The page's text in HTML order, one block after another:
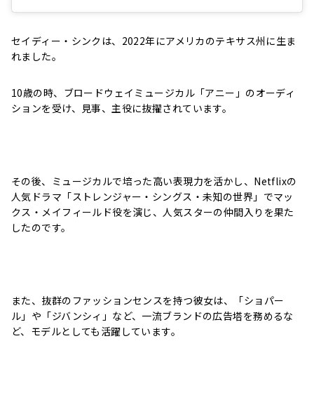
セイディー・シンクは、2022年にアメリカのテキサス州に生ま
れました。
10歳の時、ブロードウェイミュージカル「アニー」のオーディ
ションを受け、見事、主役に抜擢されています。
その後、ミュージカルで培った高い表現力を活かし、 Netflixの
人気ドラマ「ストレンジャー・シングス・未知の世界」でマッ
クス・メイフィールド役を演じ、人気スターの仲間入りを果た
したのです。
また、抜群のファッションセンスを持つ彼女は、「ショパー
ル」や「ジバンシィ」など、一流ブランドの広告塔を務めるな
ど、モデルとしても活躍しています。